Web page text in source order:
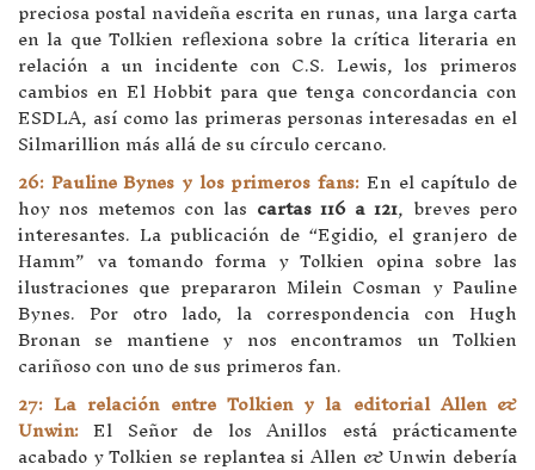
preciosa postal navideña escrita en runas, una larga carta
en la que Tolkien reflexiona sobre la crítica literaria en
relación a un incidente con C.S. Lewis, los primeros
cambios en El Hobbit para que tenga concordancia con
ESDLA, así como las primeras personas interesadas en el
Silmarillion más allá de su círculo cercano.
26: Pauline Bynes y los primeros fans:En el capítulo de
hoy nos metemos con las cartas 116 a 121, breves pero
interesantes. La publicación de “Egidio, el granjero de
Hamm” va tomando forma y Tolkien opina sobre las
ilustraciones que prepararon Milein Cosman y Pauline
Bynes. Por otro lado, la correspondencia con Hugh
Bronan se mantiene y nos encontramos un Tolkien
cariñoso con uno de sus primeros fan.
27: La relación entre Tolkien y la editorial Allen &
Unwin: El Señor de los Anillos está prácticamente
acabado y Tolkien se replantea si Allen & Unwin debería